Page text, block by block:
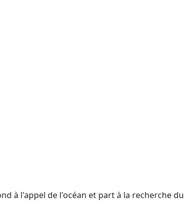
à l'appel de l'océan et part à la recherche du